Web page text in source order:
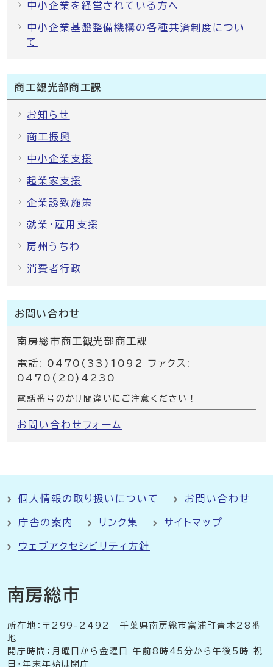
中小企業を経営されている方へ
中小企業基盤整備機構の各種共済制度につい
て
商工観光部商工課
お知らせ
商工振興
中小企業支援
起業家支援
企業誘致施策
就業・雇用支援
房州うちわ
消費者行政
お問い合わせ
南房総市商工観光部商工課
電話: 0470(33)1092 ファクス:
0470(20)4230
電話番号のかけ間違いにご注意ください！
お問い合わせフォーム
個人情報の取り扱いについて お問い合わせ
庁舎の案内 リンク集 サイトマップ
ウェブアクセシビリティ方針
南房総市
所在地：〒299-2492 千葉県南房総市富浦町青木28番
地
開庁時間：月曜日から金曜日 午前8時45分から午後5時 祝
日・年末年始は閉庁